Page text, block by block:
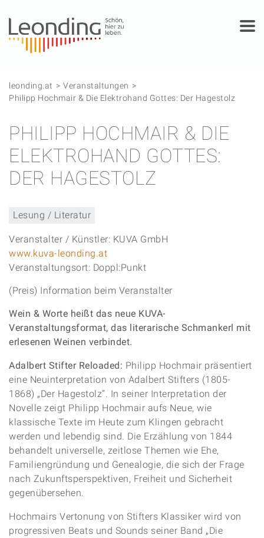
leonding.at
Veranstaltungen
Philipp Hochmair & Die Elektrohand Gottes: Der Hagestolz
PHILIPP HOCHMAIR & DIE
ELEKTROHAND GOTTES:
DER HAGESTOLZ
Lesung / Literatur
Veranstalter / Künstler: KUVA GmbH
www.kuva-leonding.at
Veranstaltungsort: Doppl:Punkt
(Preis) Information beim Veranstalter
Wein & Worte heißt das neue KUVA-
Veranstaltungsformat, das literarische Schmankerl mit
erlesenen Weinen verbindet.
Adalbert Stifter Reloaded: Philipp Hochmair präsentiert
eine Neuinterpretation von Adalbert Stifters (1805-
1868) „Der Hagestolz“. In seiner Interpretation der
Novelle zeigt Philipp Hochmair aufs Neue, wie
klassische Texte im Heute zum Klingen gebracht
werden und lebendig sind. Die Erzählung von 1844
behandelt universelle, zeitlose Themen wie Ehe,
Familiengründung und Genealogie, die sich der Frage
nach Zukunftsperspektiven, Freiheit und Sicherheit
gegenübersehen.
Hochmairs Vertonung von Stifters Klassiker wird von
progressiven Beats und Sounds seiner Band „Die